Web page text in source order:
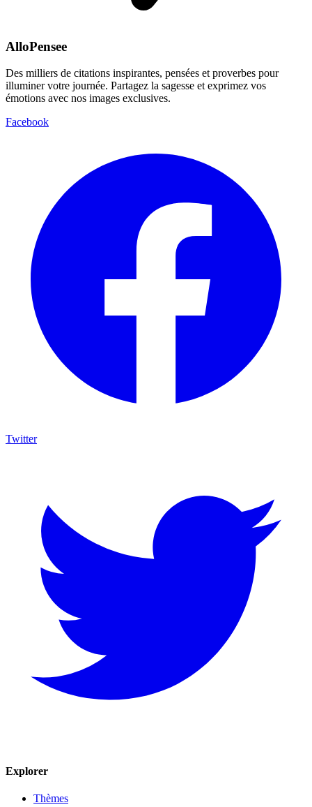
AlloPensee
Des milliers de citations inspirantes, pensées et proverbes pour
illuminer votre journée. Partagez la sagesse et exprimez vos
émotions avec nos images exclusives.
Facebook
Twitter
Explorer
Thèmes